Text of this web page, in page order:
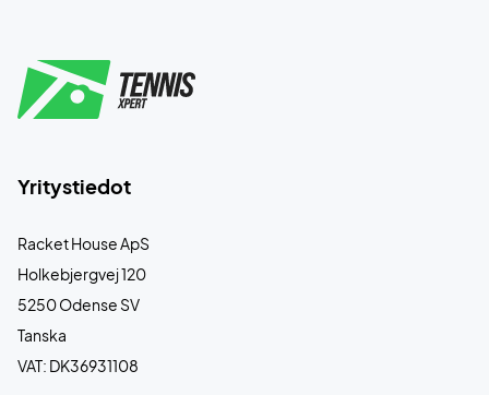
Yritystiedot
Racket House ApS
Holkebjergvej 120
5250 Odense SV
Tanska
VAT: DK36931108